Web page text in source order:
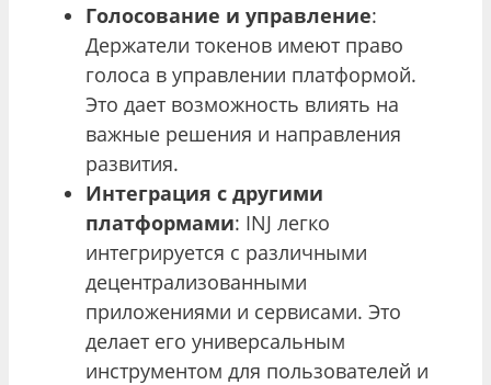
Голосование и управление:
Держатели токенов имеют право
голоса в управлении платформой.
Это дает возможность влиять на
важные решения и направления
развития.
Интеграция с другими
платформами: INJ легко
интегрируется с различными
децентрализованными
приложениями и сервисами. Это
делает его универсальным
инструментом для пользователей и